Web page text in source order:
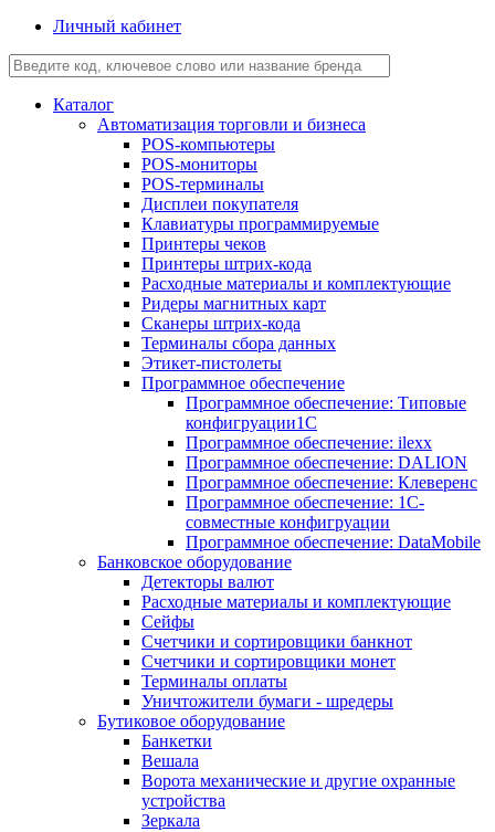
Личный кабинет
Каталог
Автоматизация торговли и бизнеса
POS-компьютеры
POS-мониторы
POS-терминалы
Дисплеи покупателя
Клавиатуры программируемые
Принтеры чеков
Принтеры штрих-кода
Расходные материалы и комплектующие
Ридеры магнитных карт
Сканеры штрих-кода
Терминалы сбора данных
Этикет-пистолеты
Программное обеспечение
Программное обеспечение: Типовые
конфигруации1С
Программное обеспечение: ilexx
Программное обеспечение: DALION
Программное обеспечение: Клеверенс
Программное обеспечение: 1С-
совместные конфигруации
Программное обеспечение: DataMobile
Банковское оборудование
Детекторы валют
Расходные материалы и комплектующие
Сейфы
Счетчики и сортировщики банкнот
Счетчики и сортировщики монет
Терминалы оплаты
Уничтожители бумаги - шредеры
Бутиковое оборудование
Банкетки
Вешала
Ворота механические и другие охранные
устройства
Зеркала